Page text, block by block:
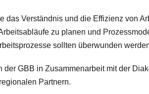
das Verständnis und die Effizienz von
zu planen und
sollten überwunden
der GBB in Zusammenarbeit mit der
Partnern.